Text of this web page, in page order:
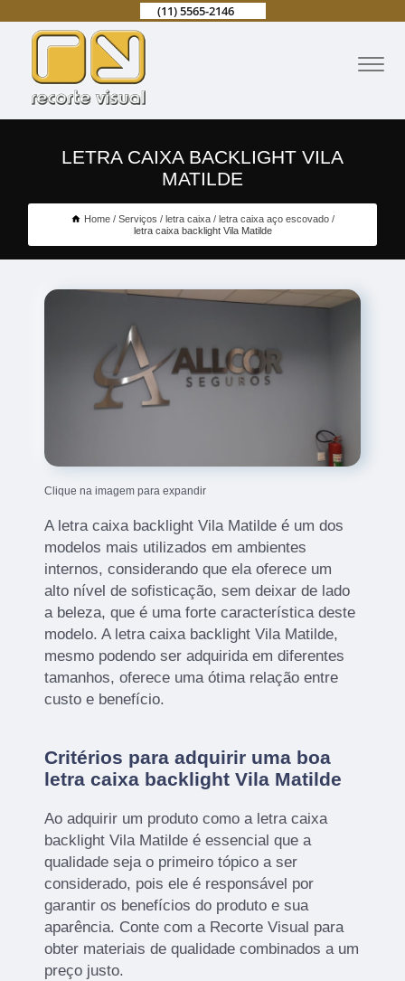
(11) 5565-2146
LETRA CAIXA BACKLIGHT VILA
MATILDE
Home Serviços letra caixa
letra caixa aço escovado
letra caixa backlight Vila Matilde
Clique na imagem para expandir
A letra caixa backlight Vila Matilde é um dos
modelos mais utilizados em ambientes
internos, considerando que ela oferece um
alto nível de sofisticação, sem deixar de lado
a beleza, que é uma forte característica deste
modelo. A letra caixa backlight Vila Matilde,
mesmo podendo ser adquirida em diferentes
tamanhos, oferece uma ótima relação entre
custo e benefício.
Critérios para adquirir uma boa
letra caixa backlight Vila Matilde
Ao adquirir um produto como a letra caixa
backlight Vila Matilde é essencial que a
qualidade seja o primeiro tópico a ser
considerado, pois ele é responsável por
garantir os benefícios do produto e sua
aparência. Conte com a Recorte Visual para
obter materiais de qualidade combinados a um
preço justo.